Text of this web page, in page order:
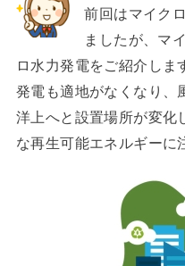
前回はマイク
ましたが、マ
ロ水力発電をご紹介し
発電も適地がなくなり、
洋上へと設置場所が変化
な再生可能エネルギーに